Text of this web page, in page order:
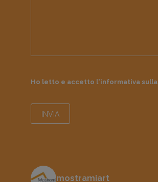
Ho letto e accetto l'informativa sulla
mostramiart